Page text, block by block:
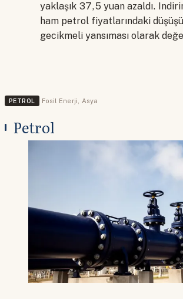
yaklaşık 37,5 yuan azaldı.
ham petrol fiyatlarındaki
gecikmeli yansıması olarak
PETROL Fosil Enerji Asya
Petrol